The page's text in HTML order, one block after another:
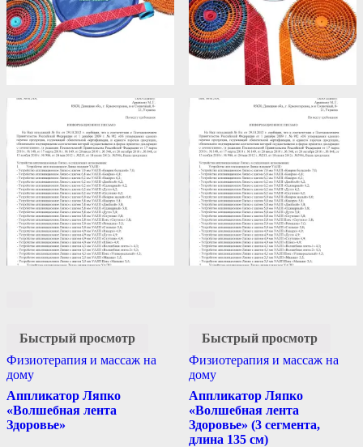
Быстрый просмотр
Физиотерапия и массаж на
дому
Аппликатор Ляпко
«Волшебная лента
Здоровье»
Быстрый просмотр
Физиотерапия и массаж на
дому
Аппликатор Ляпко
«Волшебная лента
Здоровье» (3 сегмента,
длина 135 см)